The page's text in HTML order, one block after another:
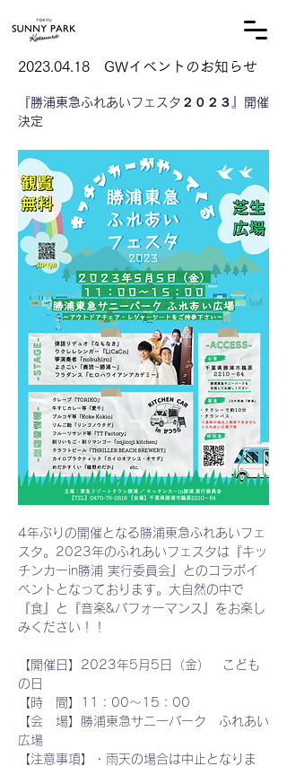
2023.04.18 GWイベントのお知らせ
『勝浦東急ふれあいフェスタ２０２３』開催
決定
4年ぶりの開催となる勝浦東急ふれあいフェ
スタ。2023年のふれあいフェスタは『キッ
チンカーin勝浦 実行委員会』とのコラボイ
ベントとなっております。大自然の中で
『食』と『音楽&パフォーマンス』をお楽し
みください！！
【開催日】2023年5月5日（金）　こども
の日
【時　間】11：00～15：00
【会　場】勝浦東急サニーパーク　ふれあい
広場
【注意事項】・雨天の場合は中止となりま